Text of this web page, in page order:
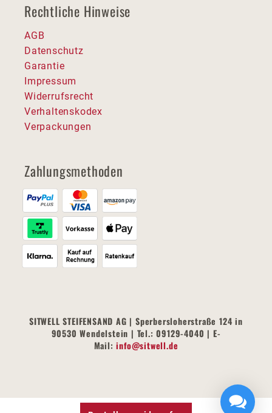
Rechtliche Hinweise
AGB
Datenschutz
Garantie
Impressum
Widerrufsrecht
Verhaltenskodex
Verpackungen
Zahlungsmethoden
SITWELL STEIFENSAND AG | Sperbersloherstraße 124 in
90530 Wendelstein | Tel.: 09129-4040 | E-
Mail:info@sitwell.de